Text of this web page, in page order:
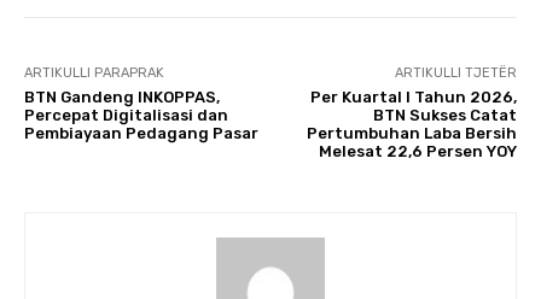
ARTIKULLI PARAPRAK
BTN Gandeng INKOPPAS,
Percepat Digitalisasi dan
Pembiayaan Pedagang Pasar
ARTIKULLI TJETËR
Per Kuartal I Tahun 2026,
BTN Sukses Catat
Pertumbuhan Laba Bersih
Melesat 22,6 Persen YOY